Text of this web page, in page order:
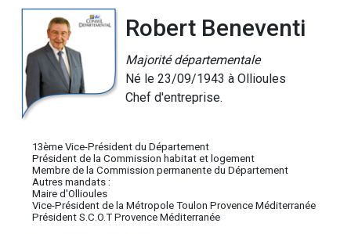
Robert Beneventi
Majorité départementale
Né le 23/09/1943 à Ollioules
Chef d'entreprise.
13ème Vice-Président du Département
Président de la Commission habitat et logement
Membre de la Commission permanente du Département
Autres mandats :
Maire d'Ollioules
Vice-Président de la Métropole Toulon Provence Méditerranée
Président S.C.O.T Provence Méditerranée